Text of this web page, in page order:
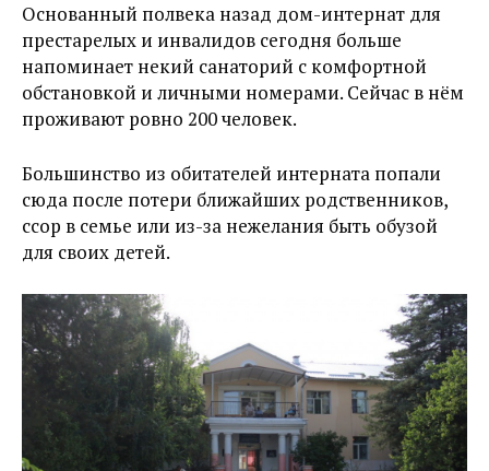
Основанный полвека назад дом-интернат для
престарелых и инвалидов сегодня больше
напоминает некий санаторий с комфортной
обстановкой и личными номерами. Сейчас в нём
проживают ровно 200 человек.
Большинство из обитателей интерната попали
сюда после потери ближайших родственников,
ссор в семье или из-за нежелания быть обузой
для своих детей.